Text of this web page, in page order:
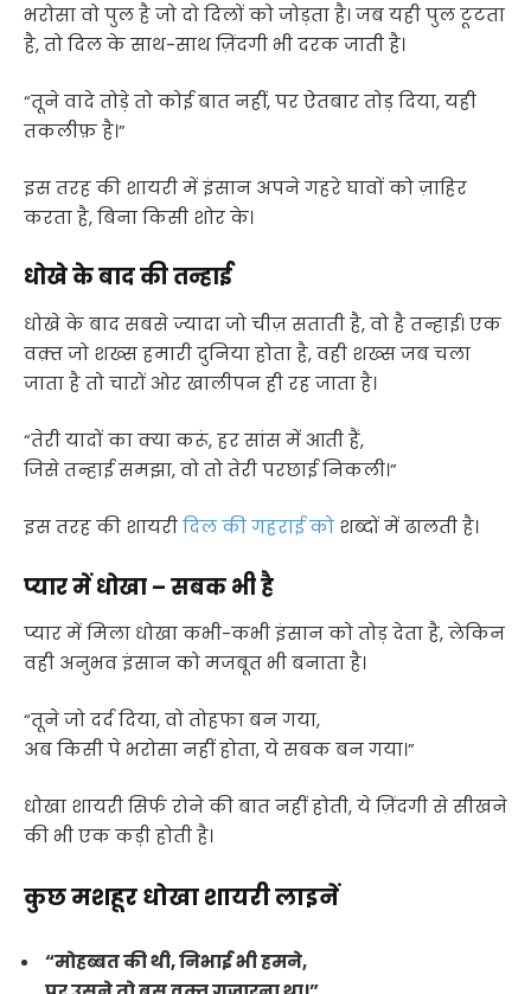
भरोसा वो पुल है जो दो दिलों को जोड़ता है। जब यही पुल टूटता
है, तो दिल के साथ-साथ ज़िंदगी भी दरक जाती है।
“तूने वादे तोड़े तो कोई बात नहीं, पर ऐतबार तोड़ दिया, यही
तकलीफ़ है।”
इस तरह की शायरी में इंसान अपने गहरे घावों को ज़ाहिर
करता है, बिना किसी शोर के।
धोखे के बाद की तन्हाई
धोखे के बाद सबसे ज्यादा जो चीज़ सताती है, वो है तन्हाई। एक
वक़्त जो शख्स हमारी दुनिया होता है, वही शख्स जब चला
जाता है तो चारों ओर खालीपन ही रह जाता है।
“तेरी यादों का क्या करूं, हर सांस में आती हैं,
जिसे तन्हाई समझा, वो तो तेरी परछाई निकली।”
इस तरह की शायरीदिल की गहराई को शब्दों में ढालती है।
प्यार में धोखा – सबक भी है
प्यार में मिला धोखा कभी-कभी इंसान को तोड़ देता है, लेकिन
वही अनुभव इंसान को मजबूत भी बनाता है।
“तूने जो दर्द दिया, वो तोहफा बन गया,
अब किसी पे भरोसा नहीं होता, ये सबक बन गया।”
धोखा शायरी सिर्फ रोने की बात नहीं होती, ये ज़िंदगी से सीखने
की भी एक कड़ी होती है।
कुछ मशहूर धोखा शायरी लाइनें
“मोहब्बत की थी, निभाई भी हमने,